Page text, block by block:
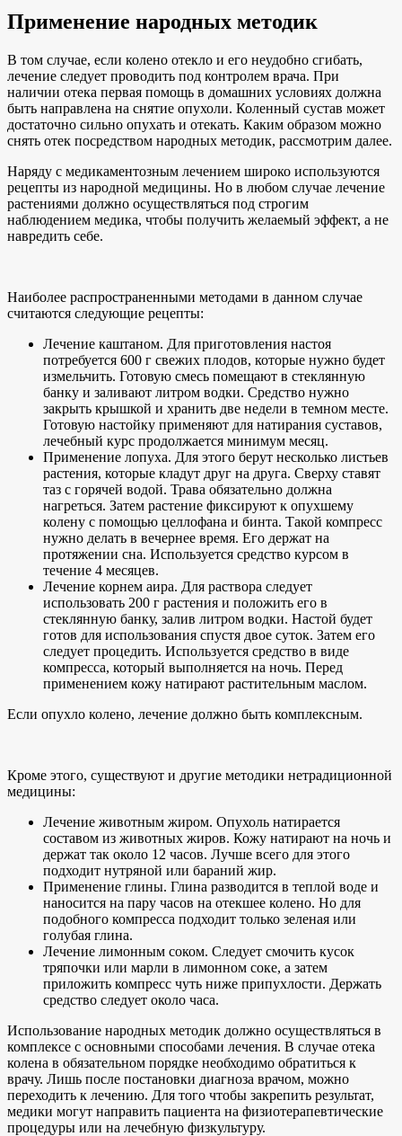
Применение народных методик
В том случае, если колено отекло и его неудобно сгибать,
лечение следует проводить под контролем врача. При
наличии отека первая помощь в домашних условиях должна
быть направлена на снятие опухоли. Коленный сустав может
достаточно сильно опухать и отекать. Каким образом можно
снять отек посредством народных методик, рассмотрим далее.
Наряду с медикаментозным лечением широко используются
рецепты из народной медицины. Но в любом случае лечение
растениями должно осуществляться под строгим
наблюдением медика, чтобы получить желаемый эффект, а не
навредить себе.
Наиболее распространенными методами в данном случае
считаются следующие рецепты:
Лечение каштаном. Для приготовления настоя
потребуется 600 г свежих плодов, которые нужно будет
измельчить. Готовую смесь помещают в стеклянную
банку и заливают литром водки. Средство нужно
закрыть крышкой и хранить две недели в темном месте.
Готовую настойку применяют для натирания суставов,
лечебный курс продолжается минимум месяц.
Применение лопуха. Для этого берут несколько листьев
растения, которые кладут друг на друга. Сверху ставят
таз с горячей водой. Трава обязательно должна
нагреться. Затем растение фиксируют к опухшему
колену с помощью целлофана и бинта. Такой компресс
нужно делать в вечернее время. Его держат на
протяжении сна. Используется средство курсом в
течение 4 месяцев.
Лечение корнем аира. Для раствора следует
использовать 200 г растения и положить его в
стеклянную банку, залив литром водки. Настой будет
готов для использования спустя двое суток. Затем его
следует процедить. Используется средство в виде
компресса, который выполняется на ночь. Перед
применением кожу натирают растительным маслом.
Если опухло колено, лечение должно быть комплексным.
Кроме этого, существуют и другие методики нетрадиционной
медицины:
Лечение животным жиром. Опухоль натирается
составом из животных жиров. Кожу натирают на ночь и
держат так около 12 часов. Лучше всего для этого
подходит нутряной или бараний жир.
Применение глины. Глина разводится в теплой воде и
наносится на пару часов на отекшее колено. Но для
подобного компресса подходит только зеленая или
голубая глина.
Лечение лимонным соком. Следует смочить кусок
тряпочки или марли в лимонном соке, а затем
приложить компресс чуть ниже припухлости. Держать
средство следует около часа.
Использование народных методик должно осуществляться в
комплексе с основными способами лечения. В случае отека
колена в обязательном порядке необходимо обратиться к
врачу. Лишь после постановки диагноза врачом, можно
переходить к лечению. Для того чтобы закрепить результат,
медики могут направить пациента на физиотерапевтические
процедуры или на лечебную физкультуру.